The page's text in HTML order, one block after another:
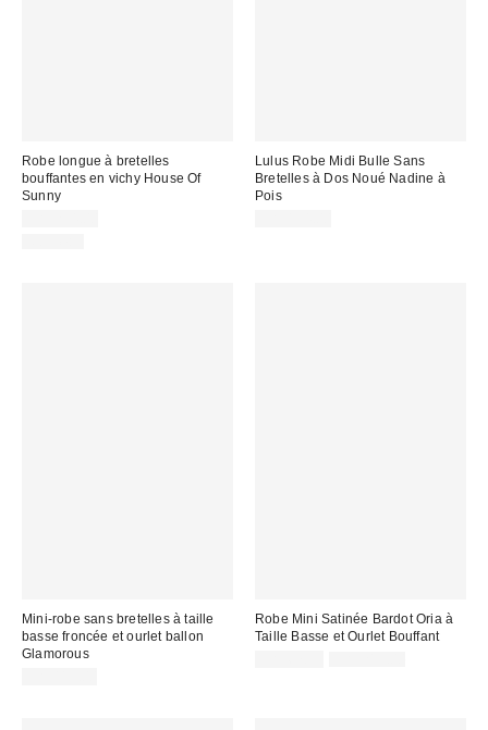
Robe longue à bretelles
bouffantes en vichy House Of
Sunny
Lulus Robe Midi Bulle Sans
Bretelles à Dos Noué Nadine à
Pois
Mini-robe sans bretelles à taille
basse froncée et ourlet ballon
Glamorous
Robe Mini Satinée Bardot Oria à
Taille Basse et Ourlet Bouffant